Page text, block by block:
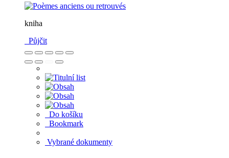
kniha
Půjčit
Do košíku
Bookmark
Vybrané dokumenty